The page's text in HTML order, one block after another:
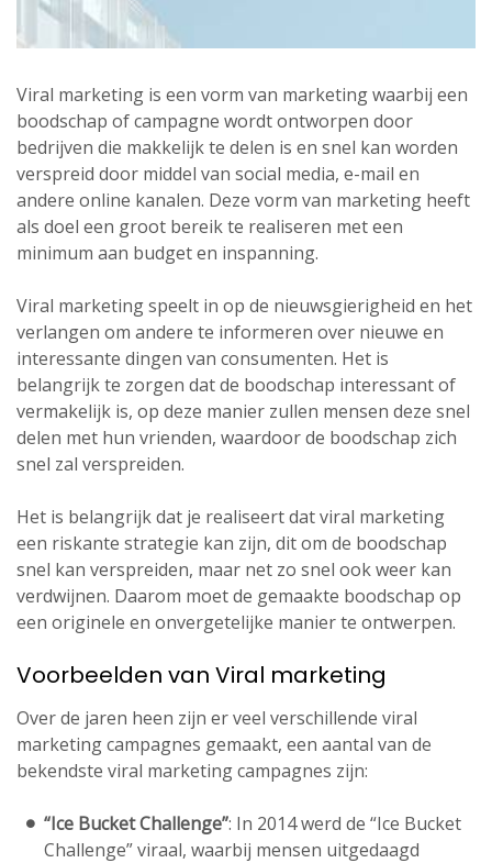
Viral marketing is een vorm van marketing waarbij een
boodschap of campagne wordt ontworpen door
bedrijven die makkelijk te delen is en snel kan worden
verspreid door middel van social media, e-mail en
andere online kanalen. Deze vorm van marketing heeft
als doel een groot bereik te realiseren met een
minimum aan budget en inspanning.
Viral marketing speelt in op de nieuwsgierigheid en het
verlangen om andere te informeren over nieuwe en
interessante dingen van consumenten. Het is
belangrijk te zorgen dat de boodschap interessant of
vermakelijk is, op deze manier zullen mensen deze snel
delen met hun vrienden, waardoor de boodschap zich
snel zal verspreiden.
Het is belangrijk dat je realiseert dat viral marketing
een riskante strategie kan zijn, dit om de boodschap
snel kan verspreiden, maar net zo snel ook weer kan
verdwijnen. Daarom moet de gemaakte boodschap op
een originele en onvergetelijke manier te ontwerpen.
Voorbeelden van Viral marketing
Over de jaren heen zijn er veel verschillende viral
marketing campagnes gemaakt, een aantal van de
bekendste viral marketing campagnes zijn:
“Ice Bucket Challenge”: In 2014 werd de “Ice Bucket
Challenge” viraal, waarbij mensen uitgedaagd